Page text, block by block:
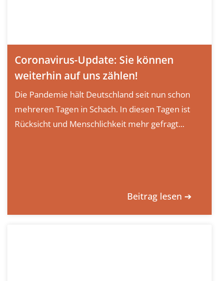
Coronavirus-Update: Sie können
weiterhin auf uns zählen!
Die Pandemie hält Deutschland seit nun schon
mehreren Tagen in Schach. In diesen Tagen ist
Rücksicht und Menschlichkeit mehr gefragt...
Beitrag lesen ➔